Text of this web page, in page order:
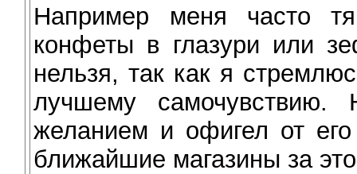
Например меня часто
конфеты в глазури или
нельзя, так как я
лучшему
желанием и офигел от
ближайшие магазины за